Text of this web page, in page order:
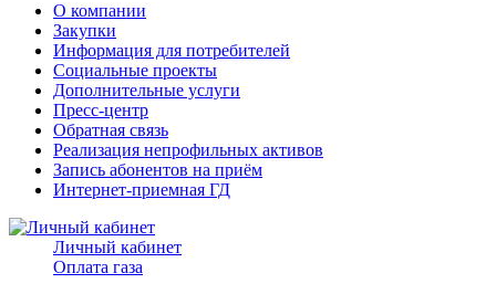
О компании
Закупки
Информация для потребителей
Социальные проекты
Дополнительные услуги
Пресс-центр
Обратная связь
Реализация непрофильных активов
Запись абонентов на приём
Интернет-приемная ГД
Личный кабинет
Оплата газа